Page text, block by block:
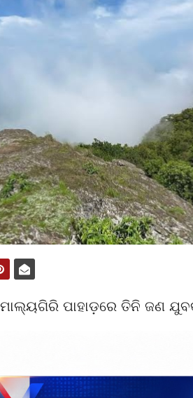
ପାହାଡ଼ରେ ତିନି ଜଣ